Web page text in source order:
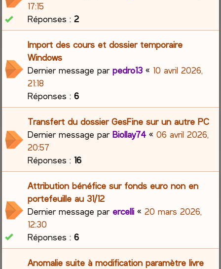
17:15
Réponses :2
Import des cours et dossier temporaire
Windows
Dernier message parpedro13 « 10 avril 2026,
21:18
Réponses :6
Transfert du dossier GesFine sur un autre PC
Dernier message parBiollay74 «06 avril 2026,
20:57
Réponses :16
Attribution bénéfice sur fonds euro non en
portefeuille au 31/12
Dernier message par ercelli «20 mars 2026,
12:30
Réponses :6
Anomalie suite à modification paramètre livre